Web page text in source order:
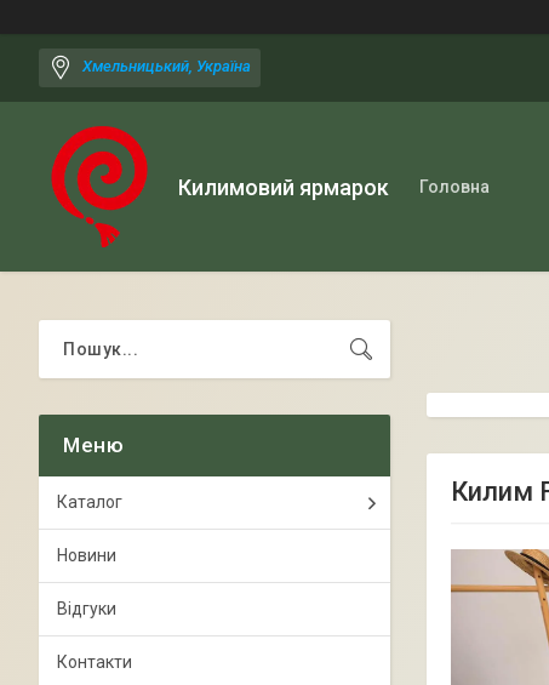
Хмельницький, Україна
Килимовий ярмарок Головна
Килим
Каталог
Новини
Відгуки
Контакти